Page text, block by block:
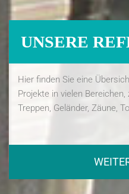
UNSERE
Hier finden Sie eine
Projekte in vielen
Treppen, Geländer, Zäune,